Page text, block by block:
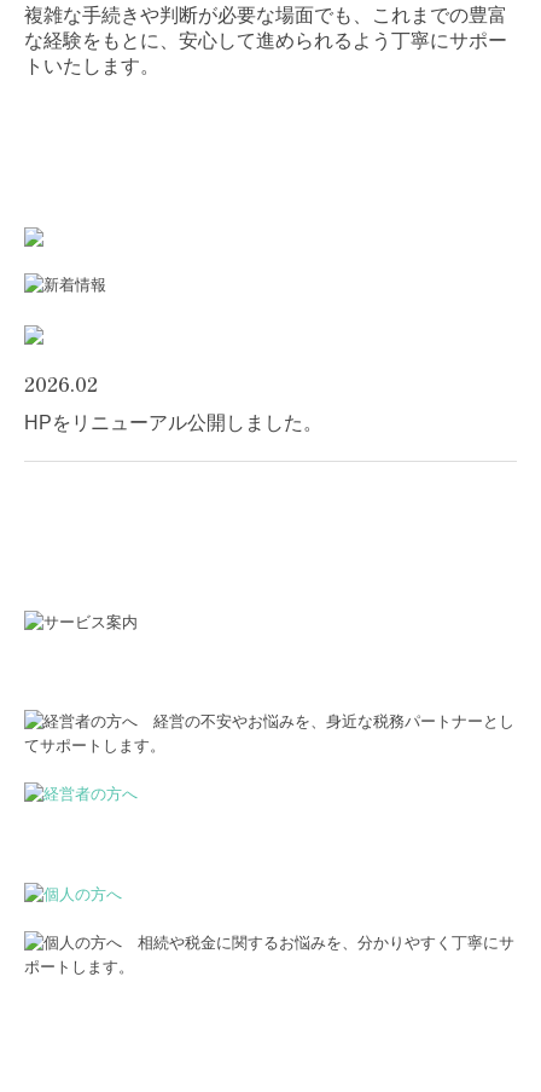
複雑な手続きや判断が必要な場面でも、これまでの豊富
な経験をもとに、安心して進められるよう丁寧にサポー
トいたします。
2026.02
HPをリニューアル公開しました。